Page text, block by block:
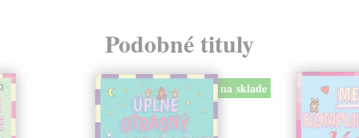
Podobné tituly
na sklade